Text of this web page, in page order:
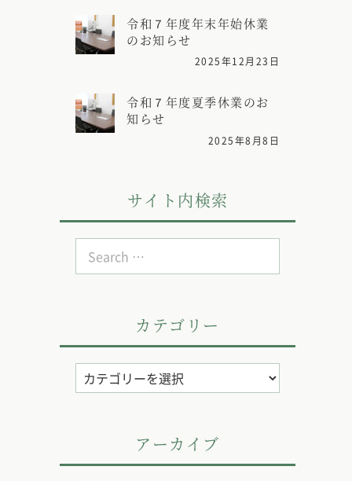
令和７年度年末年始休業
のお知らせ
2025年12月23日
令和７年度夏季休業のお
知らせ
2025年8月8日
サイト内検索
for:
カテゴリー
カ
テ
アーカイブ